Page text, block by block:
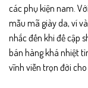
các phụ kiện nam.
mẫu mã giày da, ví
nhắc đến khi đề cập
bán hàng khá nhiệt
vĩnh viễn trọn đời cho